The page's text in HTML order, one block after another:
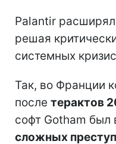
Palantir
решая
системных
Так, во Франции
после терактов
софт Gotham был
сложных